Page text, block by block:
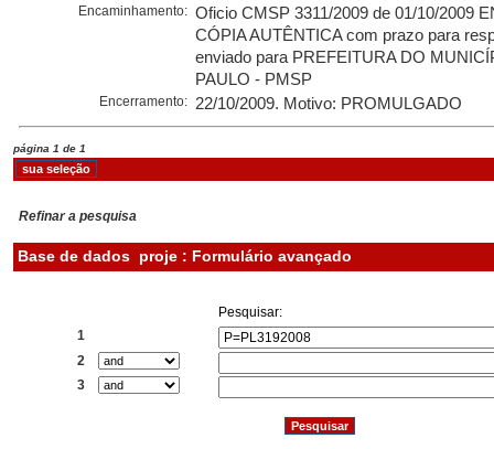
Encaminhamento: Oficio CMSP 3311/2009 de 01/10/2009
CÓPIA AUTÊNTICA com prazo para
enviado para PREFEITURA DO
PAULO - PMSP
Encerramento: 22/10/2009. Motivo: PROMULGADO
página 1 de 1
Refinar a pesquisa
Base de dados proje : Formulário avançado
Pesquisar:
1
2
3